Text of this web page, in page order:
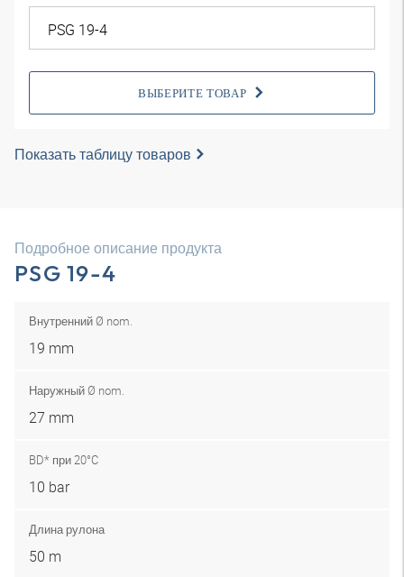
ВЫБЕРИТЕ ТОВАР
Показать таблицу товаров
Подробное описание продукта
PSG 19-4
Внутренний Ø nom.
19 mm
Наружный Ø nom.
27 mm
BD* при 20°C
10 bar
Длина рулона
50 m